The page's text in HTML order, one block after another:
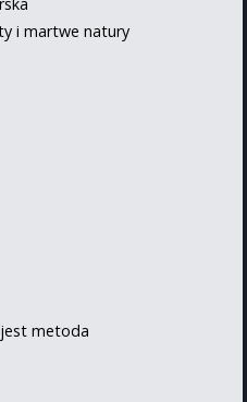
i martwe natury
metoda